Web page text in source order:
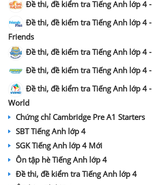
Đề thi, đề kiểm tra Tiếng Anh lớp 4 -
Đề thi, đề kiểm tra Tiếng Anh lớp 4
Friends
Đề thi, đề kiểm tra Tiếng Anh lớp 4
Đề thi, đề kiểm tra Tiếng Anh lớp 4
Đề thi, đề kiểm tra Tiếng Anh lớp 4
World
Chứng chỉ Cambridge Pre A1 Starters
SBT Tiếng Anh lớp 4
SGK Tiếng Anh lớp 4 Mới
Ôn tập hè Tiếng Anh lớp 4
Đề thi, đề kiểm tra Tiếng Anh lớp 4